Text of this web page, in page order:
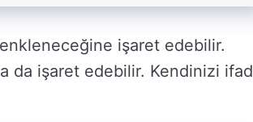
işaret edebilir.
da işaret edebilir. Kendinizi